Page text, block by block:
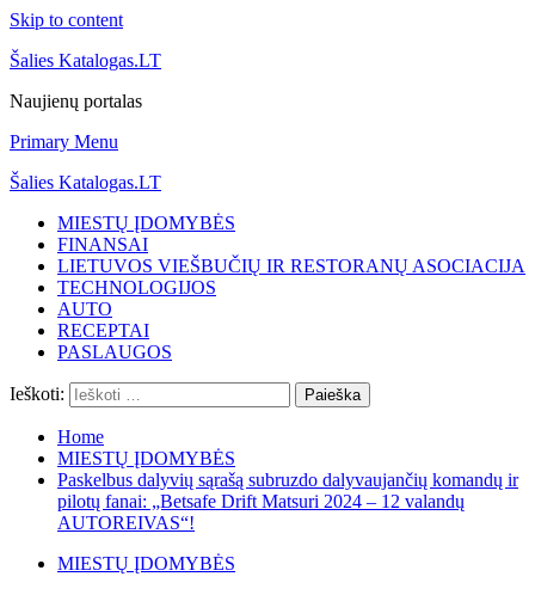
Skip to content
Šalies Katalogas.LT
Naujienų portalas
Primary Menu
Šalies Katalogas.LT
MIESTŲ ĮDOMYBĖS
FINANSAI
LIETUVOS VIEŠBUČIŲ IR RESTORANŲ ASOCIACIJA
TECHNOLOGIJOS
AUTO
RECEPTAI
PASLAUGOS
Ieškoti:
Home
MIESTŲ ĮDOMYBĖS
Paskelbus dalyvių sąrašą subruzdo dalyvaujančių komandų ir
pilotų fanai: „Betsafe Drift Matsuri 2024 – 12 valandų
AUTOREIVAS“!
MIESTŲ ĮDOMYBĖS